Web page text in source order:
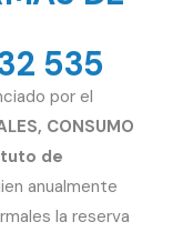
535
por el
CONSUMO
de
anualmente
la reserva